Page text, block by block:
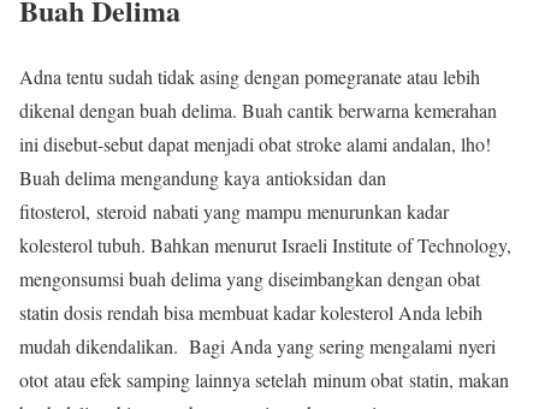
Buah Delima
Adna tentu sudah tidak asing dengan pomegranate atau lebih
dikenal dengan buah delima. Buah cantik berwarna kemerahan
ini disebut-sebut dapat menjadi obat stroke alami andalan, lho!
Buah delima mengandung kaya antioksidan dan
fitosterol, steroid nabati yang mampu menurunkan kadar
kolesterol tubuh. Bahkan menurut Israeli Institute of Technology,
mengonsumsi buah delima yang diseimbangkan dengan obat
statin dosis rendah bisa membuat kadar kolesterol Anda lebih
mudah dikendalikan. Bagi Anda yang sering mengalami nyeri
otot atau efek samping lainnya setelah minum obat statin, makan